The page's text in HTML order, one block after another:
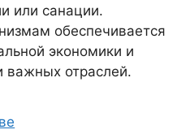
или санации.
обеспечивается
экономики и
важных отраслей.